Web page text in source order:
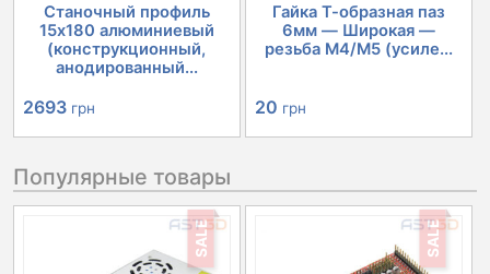
Станочный профиль
15х180 алюминиевый
(конструкционный,
анодированный...
2693 грн
Гайка Т-образная паз
6мм — Широкая —
резьба М4/М5 (усиле...
20 грн
Популярные товары
SALE SALE